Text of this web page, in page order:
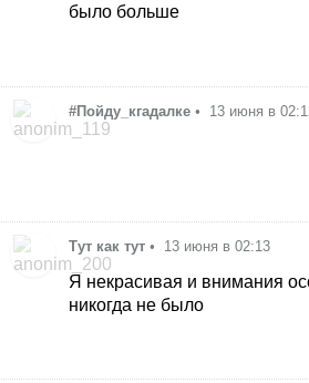
было больше
#Пойду_кгадалке • 13 июня в
Тут как тут • 13 июня в 02:13
Я некрасивая и внимания
никогда не было